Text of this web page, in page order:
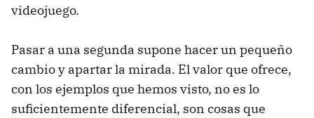
videojuego.
Pasar a una segunda supone hacer un pequeño
cambio y apartar la mirada. El valor que ofrece,
con los ejemplos que hemos visto, no es lo
suficientemente diferencial, son cosas que